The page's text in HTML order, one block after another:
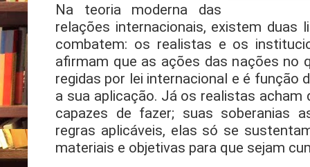
Na teoria moderna das
relações internacionais, existem duas
combatem: os realistas e os
afirmam que as ações das nações no
regidas por lei internacional e é função
a sua aplicação. Já os realistas
capazes de fazer; suas soberanias
regras aplicáveis, elas só se
materiais e objetivas para que sejam